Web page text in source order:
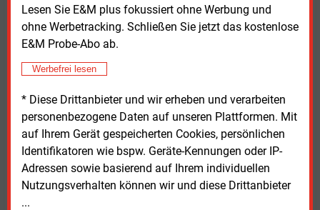
Lesen Sie E&M plus fokussiert ohne Werbung und
ohne Werbetracking. Schließen Sie jetzt das kostenlose
E&M Probe-Abo ab.
Werbefrei lesen
* Diese Drittanbieter und wir erheben und verarbeiten
personenbezogene Daten auf unseren Plattformen. Mit
auf Ihrem Gerät gespeicherten Cookies, persönlichen
Identifikatoren wie bspw. Geräte-Kennungen oder IP-
Adressen sowie basierend auf Ihrem individuellen
Nutzungsverhalten können wir und diese Drittanbieter
...
erneuerbaren Stroms sinnvoll nutzen zu können,
müssten auch Anwendungen und Speicher in
anderen Sektoren einbezogen werden. Für die
Stromreserve sollten zudem rein erneuerbare
das FÖS.
DasPolicy Paper von DUH und FÖS zum
Strommarktdesignsteht auf der Internetseite der DUH
zum Download bereit.